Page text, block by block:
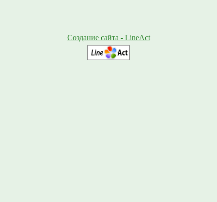
Создание сайта - LineAct